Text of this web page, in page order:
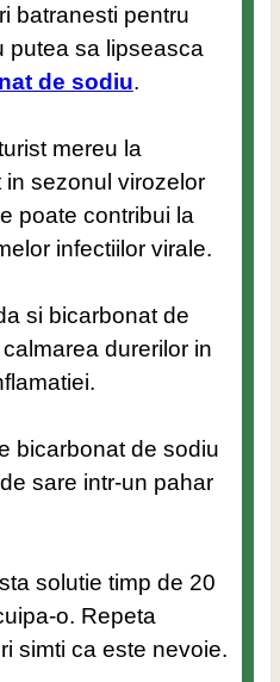
batranesti pentru
putea sa lipseasca
de sodiu.
mereu la
sezonul virozelor
poate contribui la
infectiilor virale.
si bicarbonat de
durerilor in
bicarbonat de sodiu
sare intr-un pahar
solutie timp de 20
o. Repeta
simti ca este nevoie.